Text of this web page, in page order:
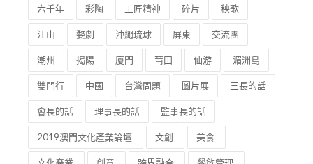
六千年 彩陶 工匠精神 碎片 秧歌
江山 婺劇 沖繩琉球 屏東 交流團
潮州 揭陽 廈門 莆田 仙游 湄洲島
雙門行 中國 台灣問題 圖片展 三長的話
會長的話 理事長的話 監事長的話
2019澳門文化產業論壇 文創 美食